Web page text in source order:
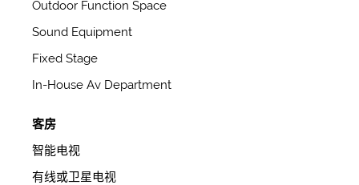
Outdoor Function Space
Sound Equipment
Fixed Stage
In-House Av Department
客房
智能电视
有线或卫星电视